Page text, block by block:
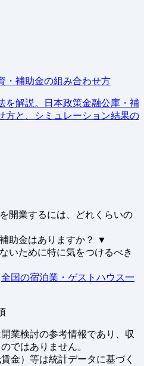
・補助金の組み合わせ方
を解説。日本政策金融公庫・補
方と、シミュレーション結果の
開業するには、どれくらいの
助金はありますか？
▼
いために特に気をつけるべき
全国の宿泊業・ゲストハウス一
業検討の参考情報であり、収
ではありません。
金）等は統計データに基づく